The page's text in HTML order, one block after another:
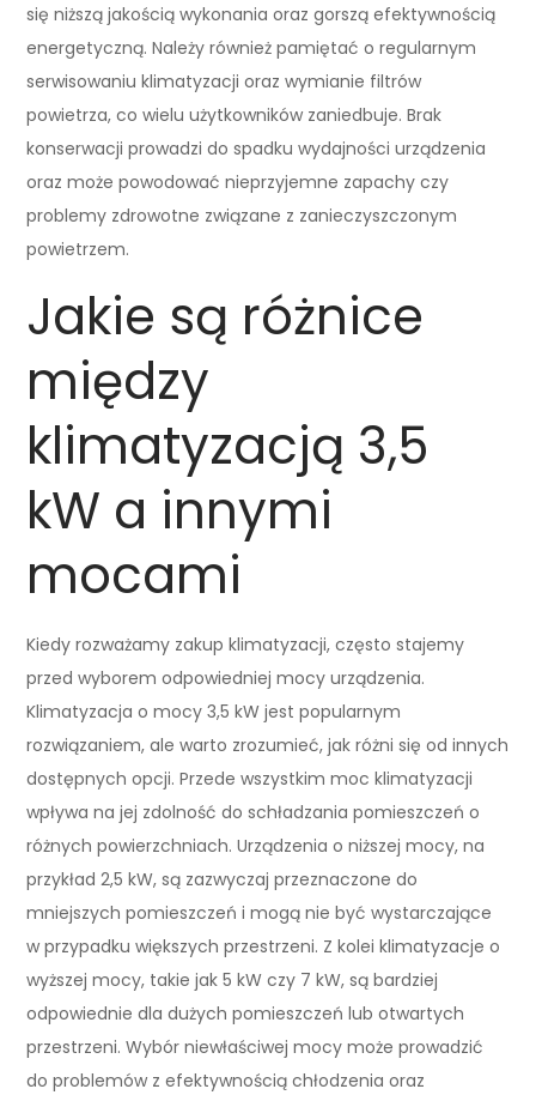
się niższą jakością wykonania oraz gorszą efektywnością
energetyczną. Należy również pamiętać o regularnym
serwisowaniu klimatyzacji oraz wymianie filtrów
powietrza, co wielu użytkowników zaniedbuje. Brak
konserwacji prowadzi do spadku wydajności urządzenia
oraz może powodować nieprzyjemne zapachy czy
problemy zdrowotne związane z zanieczyszczonym
powietrzem.
Jakie są różnice
między
klimatyzacją 3,5
kW a innymi
mocami
Kiedy rozważamy zakup klimatyzacji, często stajemy
przed wyborem odpowiedniej mocy urządzenia.
Klimatyzacja o mocy 3,5 kW jest popularnym
rozwiązaniem, ale warto zrozumieć, jak różni się od innych
dostępnych opcji. Przede wszystkim moc klimatyzacji
wpływa na jej zdolność do schładzania pomieszczeń o
różnych powierzchniach. Urządzenia o niższej mocy, na
przykład 2,5 kW, są zazwyczaj przeznaczone do
mniejszych pomieszczeń i mogą nie być wystarczające
w przypadku większych przestrzeni. Z kolei klimatyzacje o
wyższej mocy, takie jak 5 kW czy 7 kW, są bardziej
odpowiednie dla dużych pomieszczeń lub otwartych
przestrzeni. Wybór niewłaściwej mocy może prowadzić
do problemów z efektywnością chłodzenia oraz